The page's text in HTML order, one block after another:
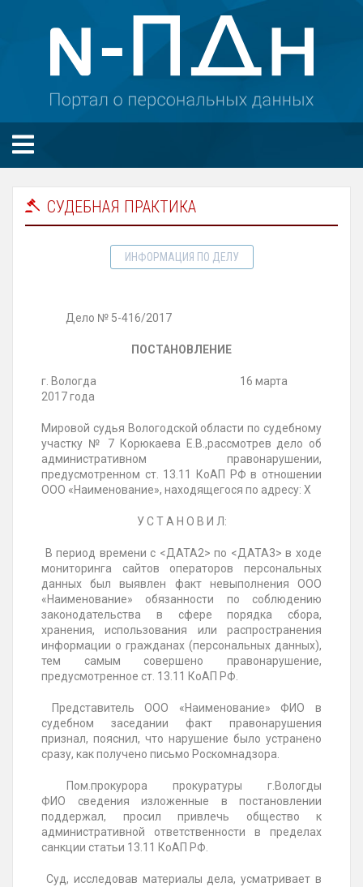
СУДЕБНАЯ ПРАКТИКА
ИНФОРМАЦИЯ ПО ДЕЛУ
Дело № 5-416/2017
ПОСТАНОВЛЕНИЕ
г. Вологда 16 марта
2017 года
Мировой судья Вологодской области по судебному
участку № 7 Корюкаева Е.В.,рассмотрев дело об
административном правонарушении,
предусмотренном ст. 13.11 КоАП РФ в отношении
ООО «Наименование», находящегося по адресу: Х
У С Т А Н О В И Л:
В период времени с <ДАТА2> по <ДАТА3> в ходе
мониторинга сайтов операторов персональных
данных был выявлен факт невыполнения ООО
«Наименование» обязанности по соблюдению
законодательства в сфере порядка сбора,
хранения, использования или распространения
информации о гражданах (персональных данных),
тем самым совершено правонарушение,
предусмотренное ст. 13.11 КоАП РФ.
Представитель ООО «Наименование» ФИО в
судебном заседании факт правонарушения
признал, пояснил, что нарушение было устранено
сразу, как получено письмо Роскомнадзора.
Пом.прокурора прокуратуры г.Вологды
ФИО сведения изложенные в постановлении
поддержал, просил привлечь общество к
административной ответственности в пределах
санкции статьи 13.11 КоАП РФ.
Суд, исследовав материалы дела, усматривает в